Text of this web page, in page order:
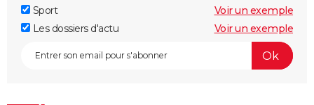
Sport
Voir un exemple
Les dossiers d'actu
Voir un exemple